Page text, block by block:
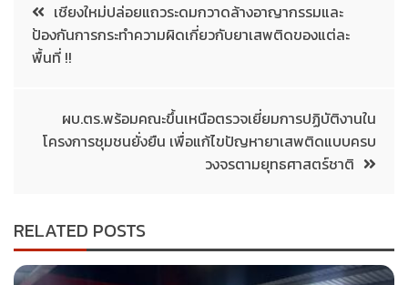
เชียงใหม่ปล่อยแถวระดมกวาดล้างอาญากรรมและ
ป้องกันการกระทำความผิดเกี่ยวกับยาเสพติดของแต่ละ
พื้นที่ !!
ผบ.ตร.พร้อมคณะขึ้นเหนือตรวจเยี่ยมการปฏิบัติงานใน
โครงการชุมชนยั่งยืน เพื่อแก้ไขปัญหายาเสพติดแบบครบ
วงจรตามยุทธศาสตร์ชาติ
RELATED POSTS